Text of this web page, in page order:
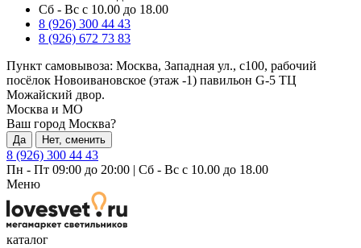
Сб - Вс с 10.00 до 18.00
8 (926) 300 44 43
8 (926) 672 73 83
Пункт самовывоза: Москва, Западная ул., с100, рабочий
посёлок Новоивановское (этаж -1) павильон G-5 ТЦ
Можайский двор.
Москва и МО
Ваш город Москва?
Да Нет, сменить
8 (926) 300 44 43
Пн - Пт 09:00 до 20:00 | Сб - Вс с 10.00 до 18.00
Меню
каталог